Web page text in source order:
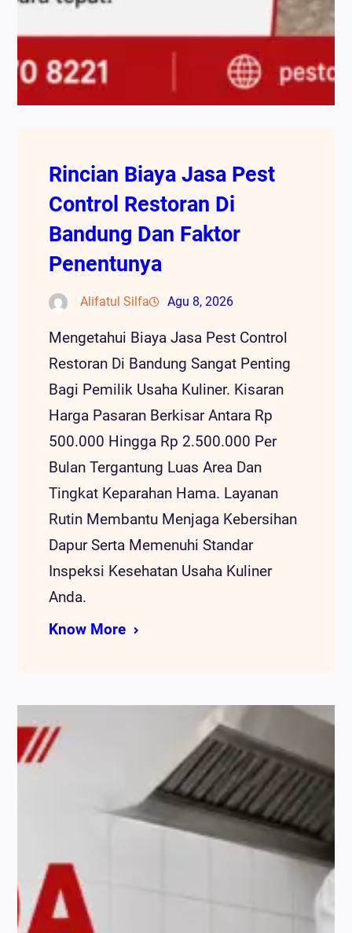
Rincian Biaya Jasa Pest
Control Restoran Di
Bandung Dan Faktor
Penentunya
Alifatul Silfa Agu 8, 2026
Mengetahui Biaya Jasa Pest Control
Restoran Di Bandung Sangat Penting
Bagi Pemilik Usaha Kuliner. Kisaran
Harga Pasaran Berkisar Antara Rp
500.000 Hingga Rp 2.500.000 Per
Bulan Tergantung Luas Area Dan
Tingkat Keparahan Hama. Layanan
Rutin Membantu Menjaga Kebersihan
Dapur Serta Memenuhi Standar
Inspeksi Kesehatan Usaha Kuliner
Anda.
Know More